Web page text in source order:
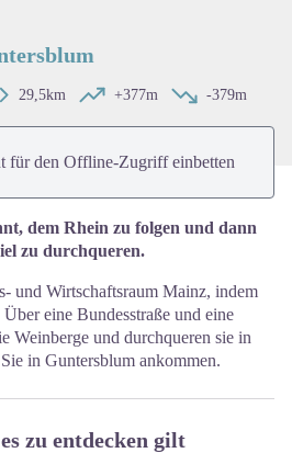
29,5km +377m -379m
für den Offline-Zugriff einbetten
dem Rhein zu folgen und dann
zu durchqueren.
und Wirtschaftsraum Mainz, indem
eine Bundesstraße und eine
Weinberge und durchqueren sie in
in Guntersblum ankommen.
zu entdecken gilt